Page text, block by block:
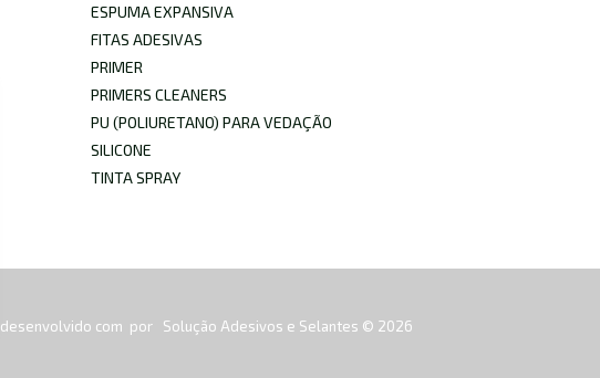
ESPUMA EXPANSIVA
FITAS ADESIVAS
PRIMER
PRIMERS CLEANERS
PU (POLIURETANO) PARA VEDAÇÃO
SILICONE
TINTA SPRAY
desenvolvido com por Solução Adesivos e Selantes © 2026